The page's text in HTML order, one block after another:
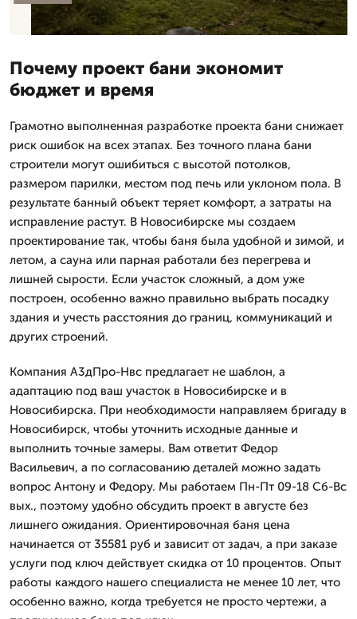
Почему проект бани экономит
бюджет и время
Грамотно выполненная разработке проекта бани снижает
риск ошибок на всех этапах. Без точного плана бани
строители могут ошибиться с высотой потолков,
размером парилки, местом под печь или уклоном пола. В
результате банный объект теряет комфорт, а затраты на
исправление растут. В Новосибирске мы создаем
проектирование так, чтобы баня была удобной и зимой, и
летом, а сауна или парная работали без перегрева и
лишней сырости. Если участок сложный, а дом уже
построен, особенно важно правильно выбрать посадку
здания и учесть расстояния до границ, коммуникаций и
других строений.
Компания А3дПро-Нвс предлагает не шаблон, а
адаптацию под ваш участок в Новосибирске и в
Новосибирска. При необходимости направляем бригаду в
Новосибирск, чтобы уточнить исходные данные и
выполнить точные замеры. Вам ответит Федор
Васильевич, а по согласованию деталей можно задать
вопрос Антону и Федору. Мы работаем Пн-Пт 09-18 Сб-Вс
вых., поэтому удобно обсудить проект в августе без
лишнего ожидания. Ориентировочная баня цена
начинается от 35581 руб и зависит от задач, а при заказе
услуги под ключ действует скидка от 10 процентов. Опыт
работы каждого нашего специалиста не менее 10 лет, что
особенно важно, когда требуется не просто чертежи, а